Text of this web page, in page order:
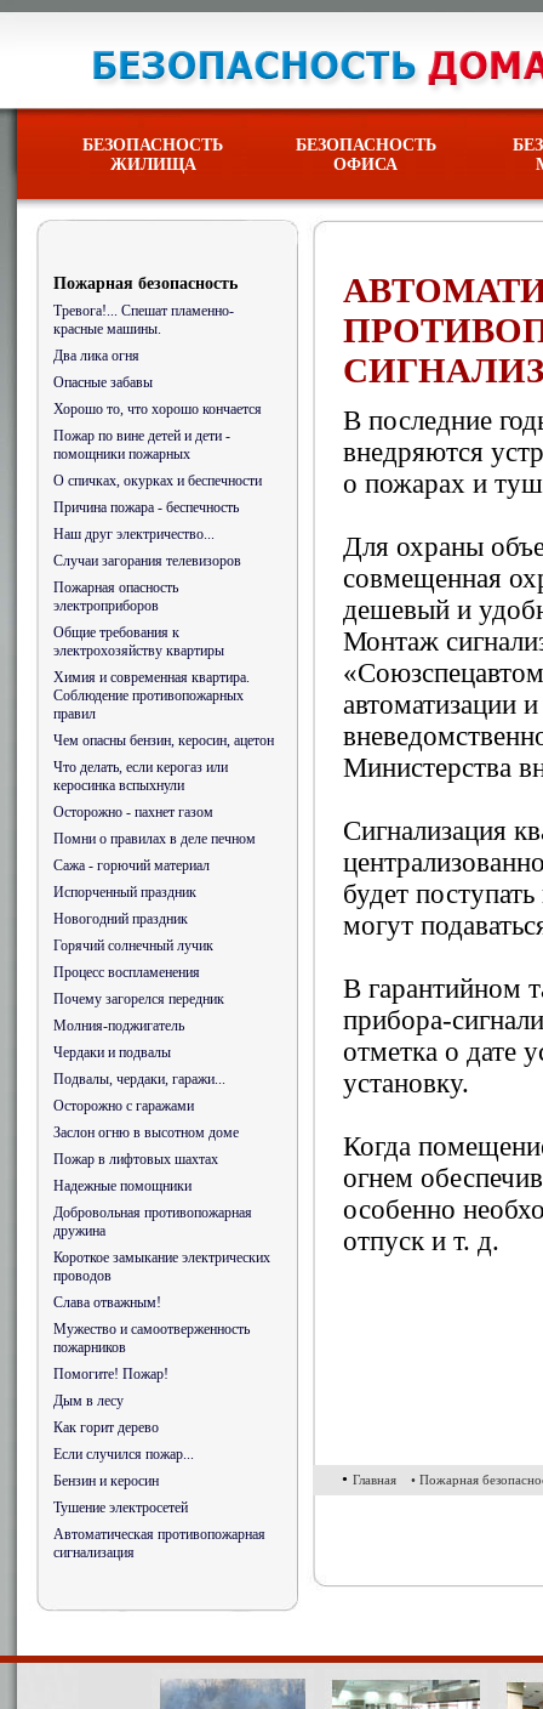
БЕЗОПАСНОСТЬ
ЖИЛИЩА
БЕЗОПАСНОСТЬ
ОФИСА
Пожарная безопасность
Тревога!... Спешат пламенно-
красные машины.
Два лика огня
Опасные забавы
Хорошо то, что хорошо кончается
Пожар по вине детей и дети -
помощники пожарных
О спичках, окурках и беспечности
Причина пожара - беспечность
Наш друг электричество...
Случаи загорания телевизоров
Пожарная опасность
электроприборов
Общие требования к
электрохозяйству квартиры
Химия и современная квартира.
Соблюдение противопожарных
правил
Чем опасны бензин, керосин, ацетон
Что делать, если керогаз или
керосинка вспыхнули
Осторожно - пахнет газом
Помни о правилах в деле печном
Сажа - горючий материал
Испорченный праздник
Новогодний праздник
Горячий солнечный лучик
Процесс воспламенения
Почему загорелся передник
Молния-поджигатель
Чердаки и подвалы
Подвалы, чердаки, гаражи...
Осторожно с гаражами
Заслон огню в высотном доме
Пожар в лифтовых шахтах
Надежные помощники
Добровольная противопожарная
дружина
Короткое замыкание электрических
проводов
Слава отважным!
Мужество и самоотверженность
пожарников
Помогите! Пожар!
Дым в лесу
Как горит дерево
Если случился пожар...
Бензин и керосин
Тушение электросетей
Автоматическая противопожарная
сигнализация
В последние
внедряются
о пожарах и
Для охраны
совмещенная
дешевый и
Монтаж
автоматизации
Министерства
Сигнализация
будет
могут
В гарантийном
прибора-
отметка о дате
установку.
Когда
огнем
особенно
отпуск и т. д.
• Главная • Пожарная